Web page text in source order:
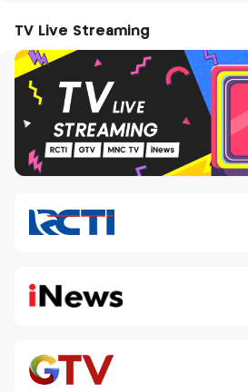
TV Live Streaming